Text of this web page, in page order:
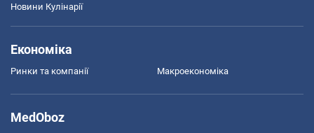
Новини Кулінарії
Економіка
Ринки та компанії Макроекономіка
MedOboz